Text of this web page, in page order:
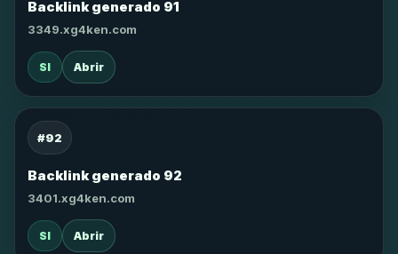
Backlink generado 91
3349.xg4ken.com
SI Abrir
#92
Backlink generado 92
3401.xg4ken.com
SI Abrir